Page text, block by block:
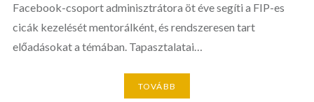
Facebook-csoport adminisztrátora öt éve segíti a FIP-es
cicák kezelését mentorálként, és rendszeresen tart
előadásokat a témában. Tapasztalatai…
TOVÁBB